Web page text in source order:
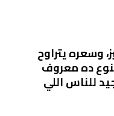
وسعره يتراوح
النوع ده معروف
للناس اللي